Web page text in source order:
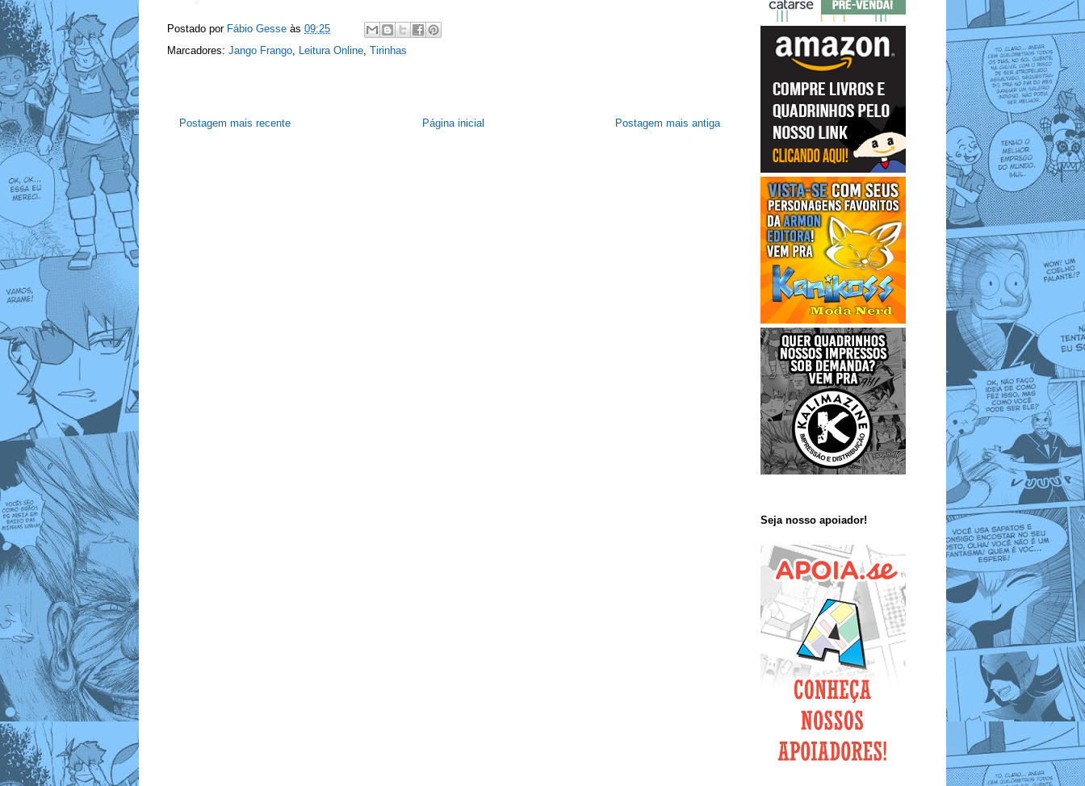
Postado por Fábio Gesse às 09:25
Marcadores: Jango Frango Leitura Online Tirinhas
Postagem mais recente Postagem mais antiga
Página inicial
Seja nosso apoiador!